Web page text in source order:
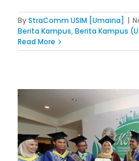
ByStraComm USIM [Umaina] |
Berita Kampus,Berita Kampus
Read More